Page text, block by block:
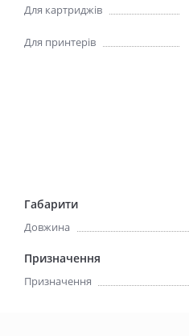
Для картриджів
Для принтерів
Габарити
Довжина
Призначення
Призначення